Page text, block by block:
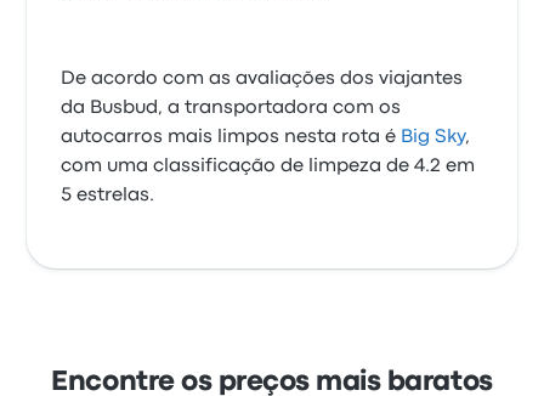
De acordo com as avaliações dos viajantes
da Busbud, a transportadora com os
autocarros mais limpos nesta rota é Big Sky,
com uma classificação de limpeza de 4.2 em
5 estrelas.
Encontre os preços mais baratos